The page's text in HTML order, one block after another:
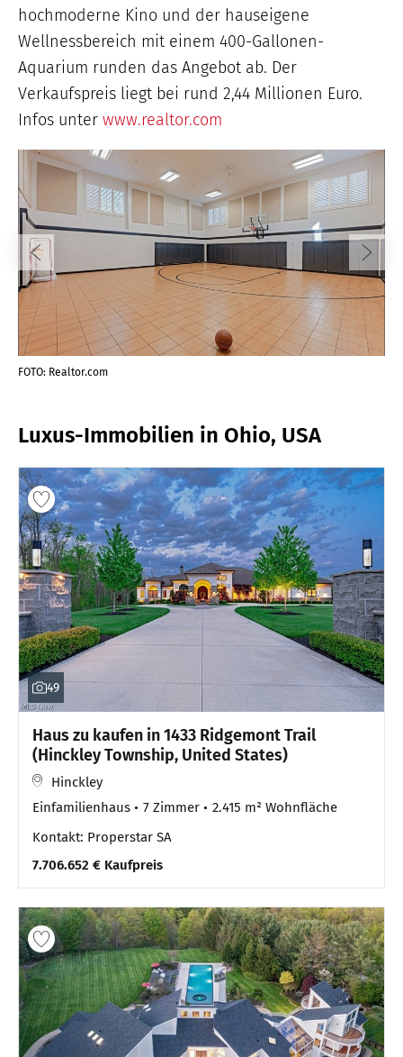
hochmoderne Kino und der hauseigene
Wellnessbereich mit einem 400-Gallonen-
Aquarium runden das Angebot ab. Der
Verkaufspreis liegt bei rund 2,44 Millionen Euro.
Infos unter www.realtor.com
FOTO: Realtor.com
Luxus-Immobilien in Ohio, USA
49
Haus zu kaufen in 1433 Ridgemont Trail
(Hinckley Township, United States)
Hinckley
Einfamilienhaus
7 Zimmer
2.415 m² Wohnfläche
Kontakt: Properstar SA
7.706.652 € Kaufpreis